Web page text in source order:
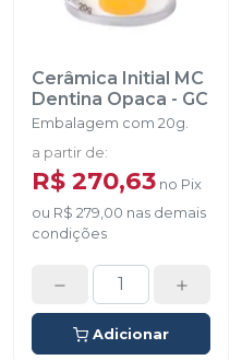
Cerâmica Initial MC
Dentina Opaca - GC
Embalagem com 20g.
a partir de:
R$ 270,63 no Pix
ou R$ 279,00 nas demais
condições
Adicionar